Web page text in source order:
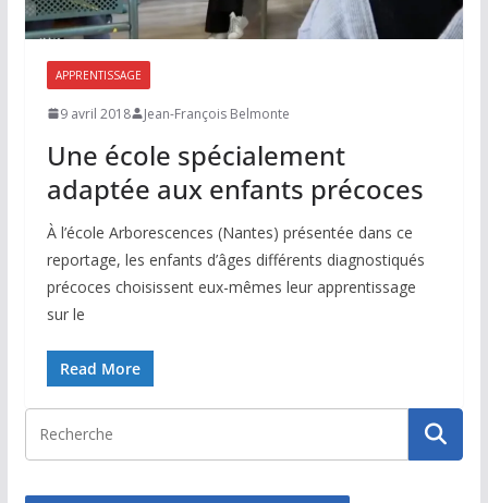
APPRENTISSAGE
9 avril 2018 Jean-François Belmonte
Une école spécialement
adaptée aux enfants précoces
À l’école Arborescences (Nantes) présentée dans ce
reportage, les enfants d’âges différents diagnostiqués
précoces choisissent eux-mêmes leur apprentissage
sur le
Read More